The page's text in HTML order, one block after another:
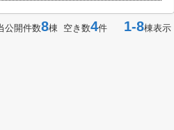
公開件数8棟 空き数4件 1-8棟表示